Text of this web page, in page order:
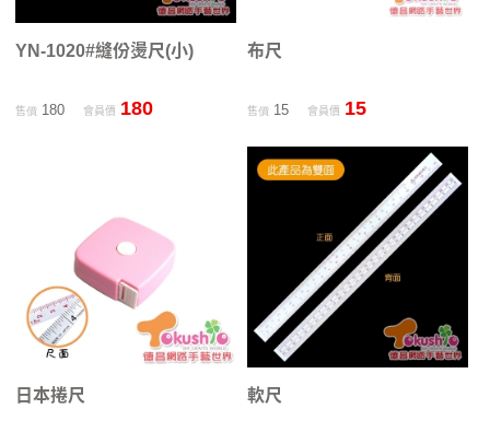
YN-1020#縫份燙尺(小)
售價180 會員價 180
布尺
售價 15 會員價 15
日本捲尺 軟尺